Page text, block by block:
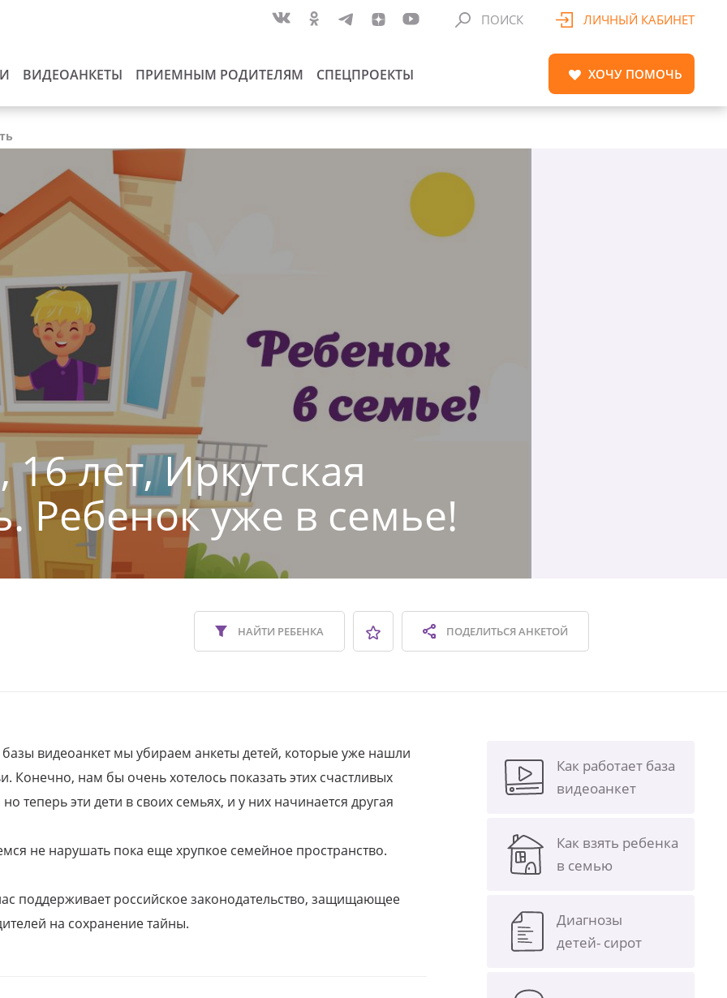
ВИДЕОАНКЕТЫ ПРИЕМНЫМ РОДИТЕЛЯМ СПЕЦПРОЕКТЫ
ПОИСК ЛИЧНЫЙ КАБИНЕТ
ХОЧУ ПОМОЧЬ
лет, Иркутская
Ребенок уже в семье!
ПОДЕЛИТЬСЯАНКЕТОЙ
НАЙТИ РЕБЕНКА
видеоанкет мы убираем анкеты детей, которые уже нашли
Конечно, нам бы очень хотелось показать этих счастливых
теперь эти дети в своих семьях, и у них начинается другая
не нарушать пока еще хрупкое семейное пространство.
поддерживает российское законодательство, защищающее
на сохранение тайны.
Как работает база
видеоанкет
Как взять ребенка
в семью
Диагнозы
детей- сирот